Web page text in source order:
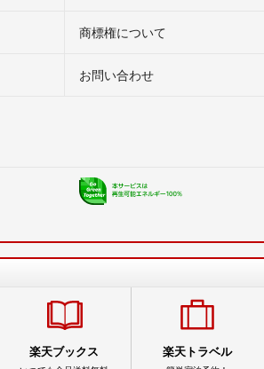
商標権について
お問い合わせ
楽天ブックス 楽天トラベル